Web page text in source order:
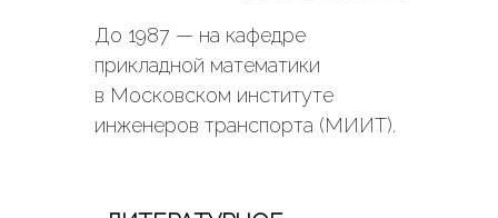
До 1987 — на кафедре
прикладной математики
в Московском институте
инженеров транспорта (МИИТ).